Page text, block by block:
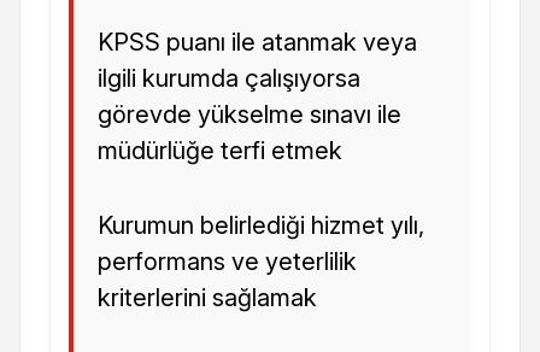
KPSS puanı ile atanmak veya
ilgili kurumda çalışıyorsa
görevde yükselme sınavı ile
müdürlüğe terfi etmek
Kurumun belirlediği hizmet yılı,
performans ve yeterlilik
kriterlerini sağlamak